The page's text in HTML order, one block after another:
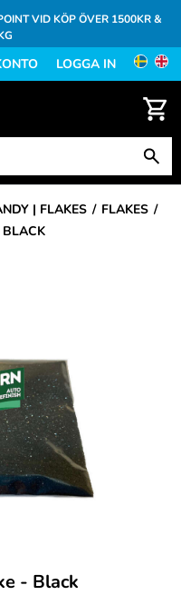
VID KÖP ÖVER 1500KR &
LOGGA IN
| FLAKES
FLAKES
BLACK
- Black